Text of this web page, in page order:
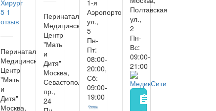
Хирург
5 1
отзыв
Перинатальный
Медицинский
Центр
"Мать
и
Дитя"
Москва,
Перинатальный
Медицинский
Центр
"Мать
и
Дитя"
Москва,
Севастопольский
пр.,
24
1-я
Аэропортовская
ул.,
5
Пн-
Пт:
08:00-
20:00,
Сб:
09:00-
19:00
Полтавская
ул.,
2
Пн-
Вс:
09:00-
21:00
assignment